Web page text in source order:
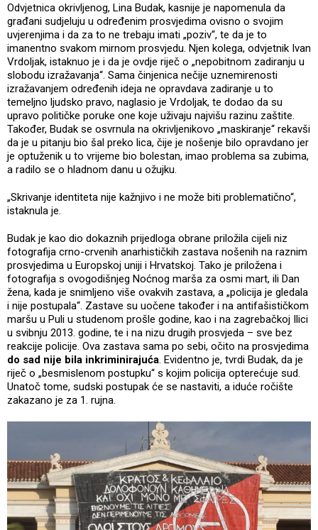
Odvjetnica okrivljenog, Lina Budak, kasnije je napomenula da
građani sudjeluju u određenim prosvjedima ovisno o svojim
uvjerenjima i da za to ne trebaju imati „poziv“, te da je to
imanentno svakom mirnom prosvjedu. Njen kolega, odvjetnik Ivan
Vrdoljak, istaknuo je i da je ovdje riječ o „nepobitnom zadiranju u
slobodu izražavanja“. Sama činjenica nečije uznemirenosti
izražavanjem određenih ideja ne opravdava zadiranje u to
temeljno ljudsko pravo, naglasio je Vrdoljak, te dodao da su
upravo političke poruke one koje uživaju najvišu razinu zaštite.
Također, Budak se osvrnula na okrivljenikovo „maskiranje“ rekavši
da je u pitanju bio šal preko lica, čije je nošenje bilo opravdano jer
je optuženik u to vrijeme bio bolestan, imao problema sa zubima,
a radilo se o hladnom danu u ožujku.
„Skrivanje identiteta nije kažnjivo i ne može biti problematično“,
istaknula je.
Budak je kao dio dokaznih prijedloga obrane priložila cijeli niz
fotografija crno-crvenih anarhističkih zastava nošenih na raznim
prosvjedima u Europskoj uniji i Hrvatskoj. Tako je priložena i
fotografija s ovogodišnjeg Noćnog marša za osmi mart, ili Dan
žena, kada je snimljeno više ovakvih zastava, a „policija je gledala
i nije postupala“. Zastave su uočene također i na antifašističkom
maršu u Puli u studenom prošle godine, kao i na zagrebačkoj Ilici
u svibnju 2013. godine, te i na nizu drugih prosvjeda – sve bez
reakcije policije. Ova zastava sama po sebi, očito na prosvjedima
do sad nije bila inkriminirajuća. Evidentno je, tvrdi Budak, da je
riječ o „besmislenom postupku“ s kojim policija opterećuje sud.
Unatoč tome, sudski postupak će se nastaviti, a iduće ročište
zakazano je za 1. rujna.